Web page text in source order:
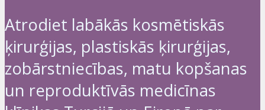
Atrodiet labākās kosmētiskās
ķirurģijas, plastiskās ķirurģijas,
zobārstniecības, matu kopšanas
un reproduktīvās medicīnas